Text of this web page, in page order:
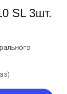
SL 3шт.